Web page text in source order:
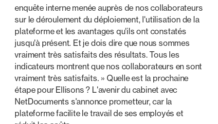
enquête interne menée auprès de nos collaborateurs
sur le déroulement du déploiement, l'utilisation de la
plateforme et les avantages qu'ils ont constatés
jusqu'à présent. Et je dois dire que nous sommes
vraiment très satisfaits des résultats. Tous les
indicateurs montrent que nos collaborateurs en sont
vraiment très satisfaits. » Quelle est la prochaine
étape pour Ellisons ? L'avenir du cabinet avec
NetDocuments s'annonce prometteur, car la
plateforme facilite le travail de ses employés et